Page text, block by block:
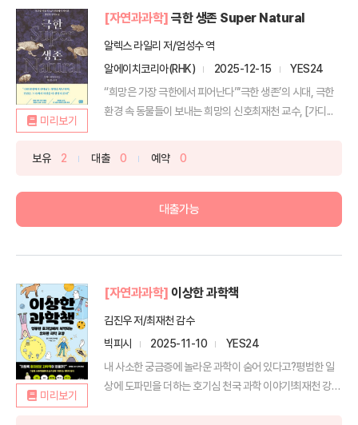
미리보기
[자연과과학] 극한 생존 Super Natural
알렉스 라일리 저/엄성수 역
알에이치코리아(RHK)
2025-12-15
YES24
“희망은 가장 극한에서 피어난다”‘극한 생존’의 시대, 극한
환경 속 동물들이 보내는 희망의 신호최재천 교수, [가디...
보유 2 대출 0 예약 0
대출가능
미리보기
[자연과과학] 이상한 과학책
김진우 저/최재천 감수
빅피시
2025-11-10
YES24
내 사소한 궁금증에 놀라운 과학이 숨어 있다고?평범한 일
상에 도파민을 더하는 호기심 천국 과학 이야기!최재천 강력